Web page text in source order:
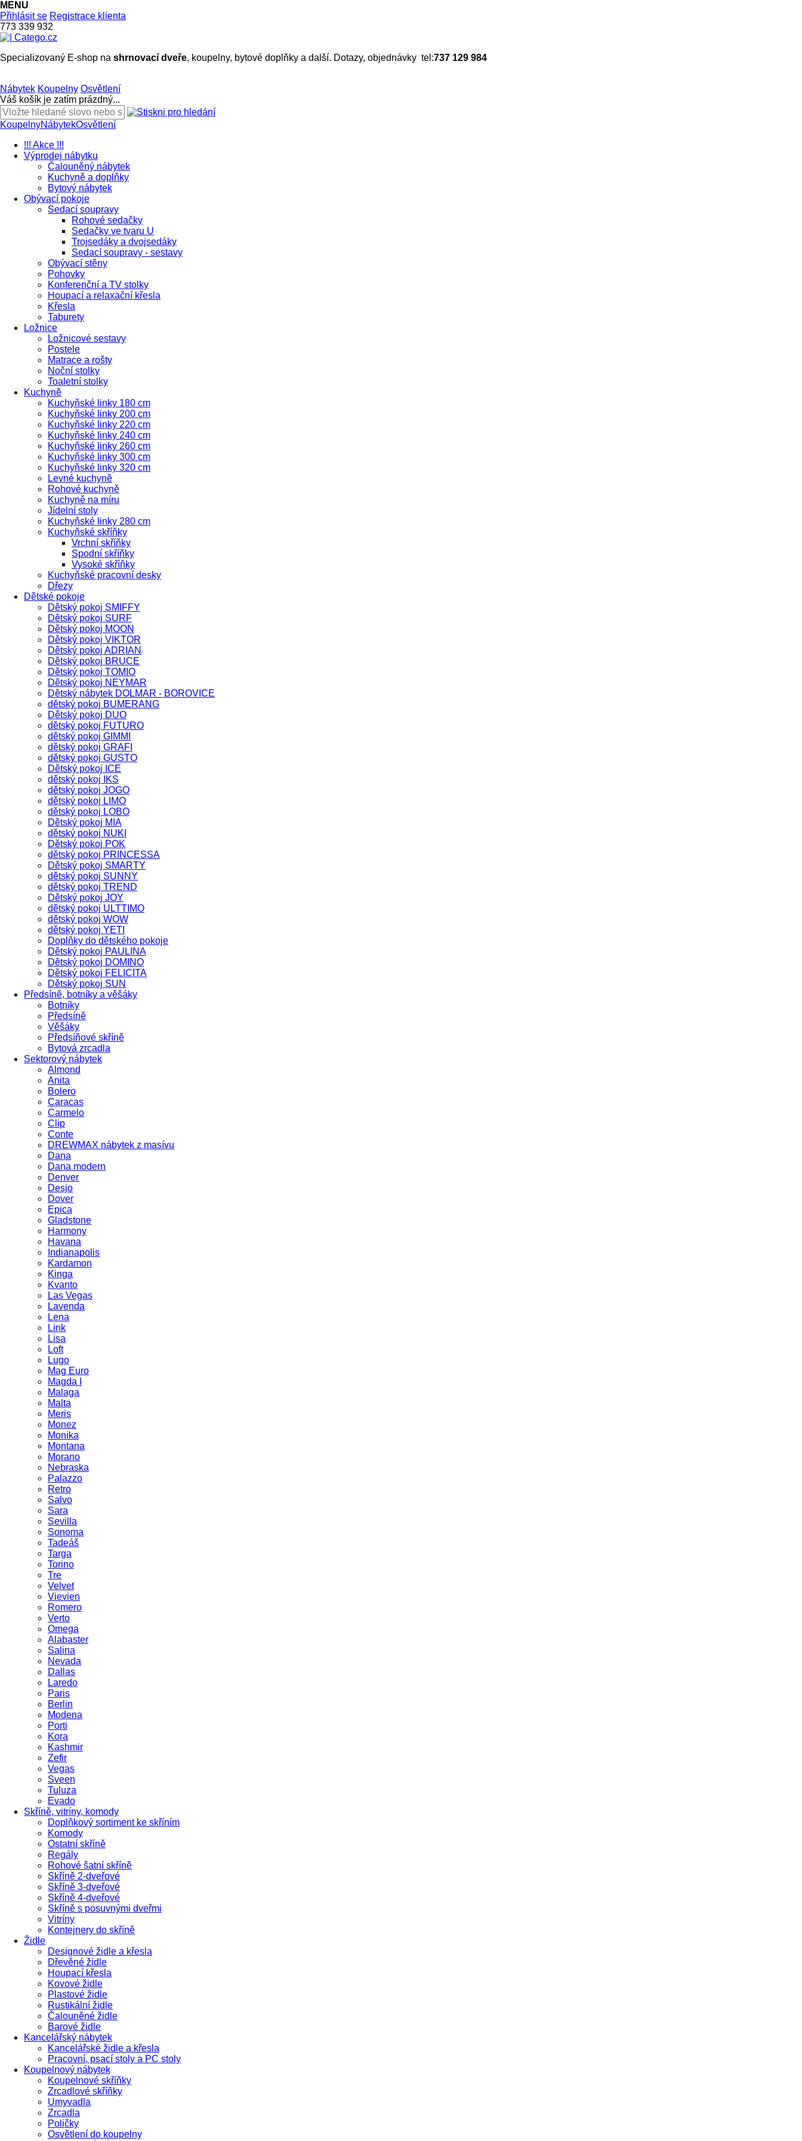
MENU
Přihlásit se Registrace klienta
773 339 932
Specializovaný E-shop na shrnovací dveře, koupelny, bytové doplňky a další. Dotazy, objednávky tel:737 129 984
Nábytek Koupelny Osvětlení
Váš košík je zatím prázdný...
KoupelnyNábytekOsvětlení
!!! Akce !!!
Výprodej nábytku
Čalouněný nábytek
Kuchyně a doplňky
Bytový nábytek
Obývací pokoje
Sedací soupravy
Rohové sedačky
Sedačky ve tvaru U
Trojsedáky a dvojsedáky
Sedací soupravy - sestavy
Obývací stěny
Pohovky
Konferenční a TV stolky
Houpací a relaxační křesla
Křesla
Taburety
Ložnice
Ložnicové sestavy
Postele
Matrace a rošty
Noční stolky
Toaletní stolky
Kuchyně
Kuchyňské linky 180 cm
Kuchyňské linky 200 cm
Kuchyňské linky 220 cm
Kuchyňské linky 240 cm
Kuchyňské linky 260 cm
Kuchyňské linky 300 cm
Kuchyňské linky 320 cm
Levné kuchyně
Rohové kuchyně
Kuchyně na míru
Jídelní stoly
Kuchyňské linky 280 cm
Kuchyňské skříňky
Vrchní skříňky
Spodní skříňky
Vysoké skříňky
Kuchyňské pracovní desky
Dřezy
Dětské pokoje
Dětský pokoj SMIFFY
Dětský pokoj SURF
Dětský pokoj MOON
Dětský pokoj VIKTOR
Dětský pokoj ADRIAN
Dětský pokoj BRUCE
Dětský pokoj TOMIO
Dětský pokoj NEYMAR
Dětský nábytek DOLMAR - BOROVICE
dětský pokoj BUMERANG
Dětský pokoj DUO
dětský pokoj FUTURO
dětský pokoj GIMMI
dětský pokoj GRAFI
dětský pokoj GUSTO
Dětský pokoj ICE
dětský pokoj IKS
dětský pokoj JOGO
dětský pokoj LIMO
dětský pokoj LOBO
Dětský pokoj MIA
dětský pokoj NUKI
Dětský pokoj POK
dětský pokoj PRINCESSA
Dětský pokoj SMARTY
dětský pokoj SUNNY
dětský pokoj TREND
Dětský pokoj JOY
dětský pokoj ULTTIMO
dětský pokoj WOW
dětský pokoj YETI
Doplňky do dětského pokoje
Dětský pokoj PAULINA
Dětský pokoj DOMINO
Dětský pokoj FELICITA
Dětský pokoj SUN
Předsíně, botníky a věšáky
Botníky
Předsíně
Věšáky
Předsíňové skříně
Bytová zrcadla
Sektorový nábytek
Almond
Anita
Bolero
Caracas
Carmelo
Clip
Conte
DREWMAX nábytek z masívu
Dana
Dana modern
Denver
Desjo
Dover
Epica
Gladstone
Harmony
Havana
Indianapolis
Kardamon
Kinga
Kvanto
Las Vegas
Lavenda
Lena
Link
Lisa
Loft
Lugo
Mag Euro
Magda I
Malaga
Malta
Meris
Monez
Monika
Montana
Morano
Nebraska
Palazzo
Retro
Salvo
Sara
Sevilla
Sonoma
Tadeáš
Targa
Torino
Tre
Velvet
Vievien
Romero
Verto
Omega
Alabaster
Salina
Nevada
Dallas
Laredo
Paris
Berlin
Modena
Porti
Kora
Kashmir
Zefir
Vegas
Sveen
Tuluza
Evado
Skříně, vitríny, komody
Doplňkový sortiment ke skříním
Komody
Ostatní skříně
Regály
Rohové šatní skříně
Skříně 2-dveřové
Skříně 3-dveřové
Skříně 4-dveřové
Skříně s posuvnými dveřmi
Vitríny
Kontejnery do skříně
Židle
Designové židle a křesla
Dřevěné židle
Houpací křesla
Kovové židle
Plastové židle
Rustikální židle
Čalouněné židle
Barové židle
Kancelářský nábytek
Kancelářské židle a křesla
Pracovní, psací stoly a PC stoly
Koupelnový nábytek
Koupelnové skříňky
Zrcadlové skříňky
Umyvadla
Zrcadla
Poličky
Osvětlení do koupelny